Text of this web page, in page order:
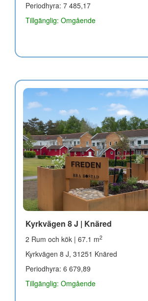
Periodhyra: 7 485,17
Tillgänglig: Omgående
Kyrkvägen 8 J | Knäred
2 Rum och kök | 67.1 m2
Kyrkvägen 8 J, 31251 Knäred
Periodhyra: 6 679,89
Tillgänglig: Omgående